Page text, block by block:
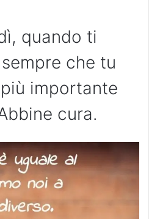
quando ti
che tu
importante
cura.